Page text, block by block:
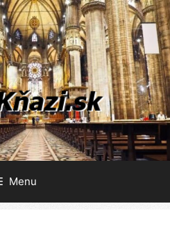
Menu